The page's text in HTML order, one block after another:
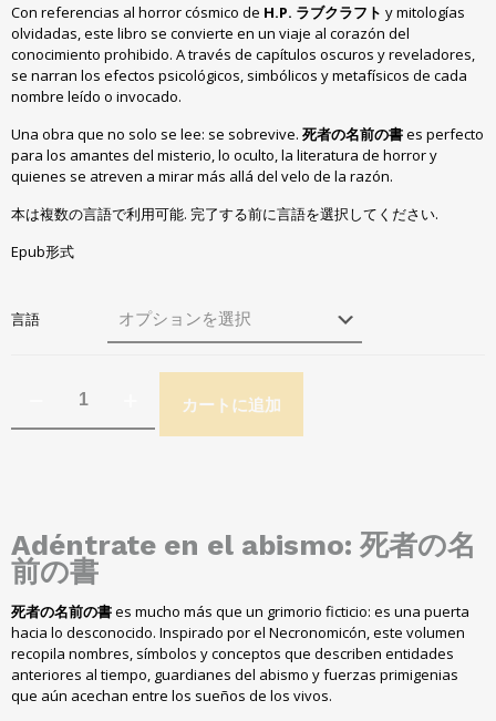
Con referencias al horror cósmico de H.P. ラブクラフト y mitologías
olvidadas,este libro se convierte en un viaje al corazón del
conocimiento prohibido. A través de capítulos oscuros y reveladores,
se narran los efectos psicológicos, simbólicos y metafísicos de cada
nombre leído o invocado.
Una obra que no solo se lee: se sobrevive. 死者の名前の書es perfecto
para los amantes del misterio,lo oculto,la literatura de horror y
quienes se atreven a mirar más allá del velo de la razón.
本は複数の言語で利用可能. 完了する前に言語を選択してください.
Epub形式
言語
カートに追加
Adéntrate en el abismo: 死者の名
前の書
死者の名前の書es mucho más que un grimorio ficticio: es una puerta
hacia lo desconocido. Inspirado por el Necronomicón,este volumen
recopila nombres, símbolos y conceptos que describen entidades
anteriores al tiempo, guardianes del abismo y fuerzas primigenias
que aún acechan entre los sueños de los vivos.